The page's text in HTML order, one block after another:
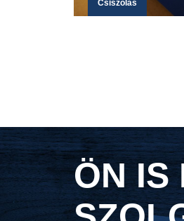
Csiszolás
ÖN IS